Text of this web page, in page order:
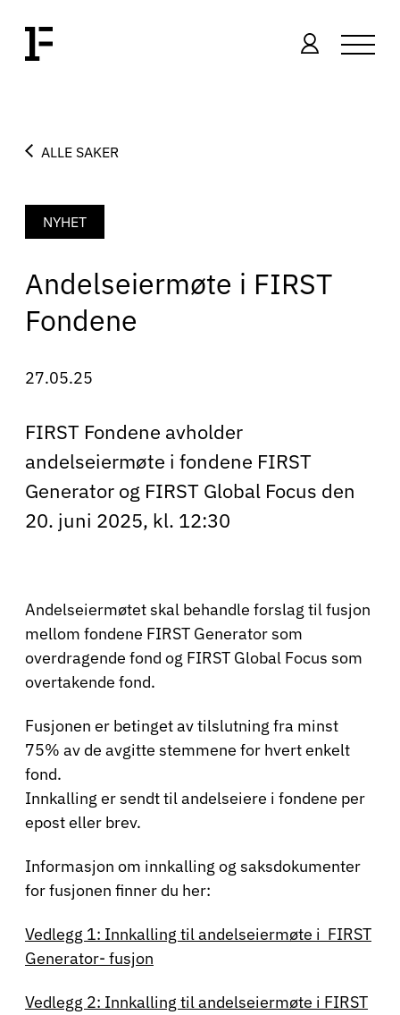
ALLE SAKER
NYHET
Andelseiermøte i FIRST
Fondene
27.05.25
FIRST Fondene avholder
andelseiermøte i fondene FIRST
Generator og FIRST Global Focus den
20. juni 2025, kl. 12:30
Andelseiermøtet skal behandle forslag til fusjon
mellom fondene FIRST Generator som
overdragende fond og FIRST Global Focus som
overtakende fond.
Fusjonen er betinget av tilslutning fra minst
75% av de avgitte stemmene for hvert enkelt
fond.
Innkalling er sendt til andelseiere i fondene per
epost eller brev.
Informasjon om innkalling og saksdokumenter
for fusjonen finner du her:
Vedlegg 1: Innkalling til andelseiermøte i FIRST
Generator- fusjon
Vedlegg 2: Innkalling til andelseiermøte i FIRST